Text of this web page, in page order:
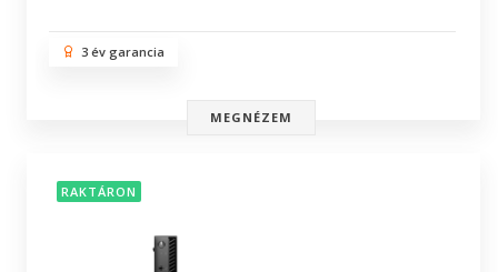
3 év garancia
MEGNÉZEM
RAKTÁRON